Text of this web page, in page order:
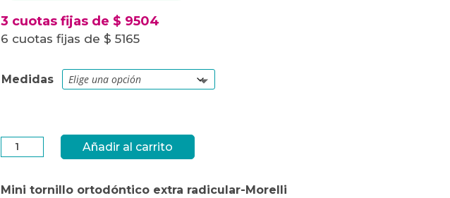
3 cuotas fijas de $ 9504
6 cuotas fijas de $ 5165
Medidas
Mini
tornillo
ortodóntico
MORELLI-
Añadir al carrito
Mini tornillo ortodóntico extra radicular-Morelli